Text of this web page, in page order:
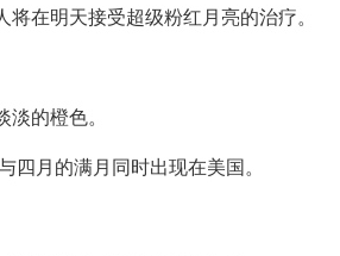
在明天接受超级粉红月亮的治疗。
的橙色。
四月的满月同时出现在美国。